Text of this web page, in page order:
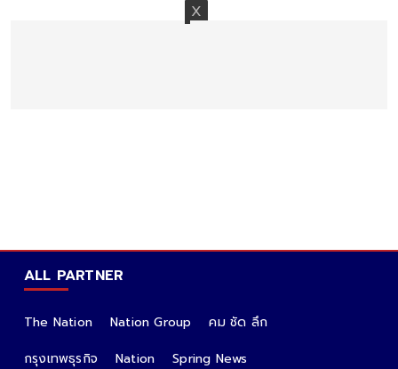
ALL PARTNER
The Nation Nation Group
คม ชัด ลึก
กรุงเทพธุรกิจ
Nation
Spring News